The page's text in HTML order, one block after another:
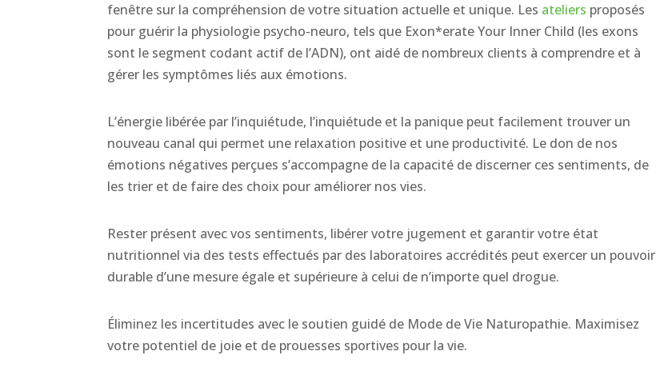
fenêtre sur la compréhension de votre situation actuelle et unique. Les ateliers proposés
pour guérir la physiologie psycho-neuro, tels que Exon*erate Your Inner Child (les exons
sont le segment codant actif de l’ADN), ont aidé de nombreux clients à comprendre et à
gérer les symptômes liés aux émotions.
L’énergie libérée par l’inquiétude, l’inquiétude et la panique peut facilement trouver un
nouveau canal qui permet une relaxation positive et une productivité. Le don de nos
émotions négatives perçues s’accompagne de la capacité de discerner ces sentiments, de
les trier et de faire des choix pour améliorer nos vies.
Rester présent avec vos sentiments, libérer votre jugement et garantir votre état
nutritionnel via des tests effectués par des laboratoires accrédités peut exercer un pouvoir
durable d’une mesure égale et supérieure à celui de n’importe quel drogue.
Éliminez les incertitudes avec le soutien guidé de Mode de Vie Naturopathie. Maximisez
votre potentiel de joie et de prouesses sportives pour la vie.